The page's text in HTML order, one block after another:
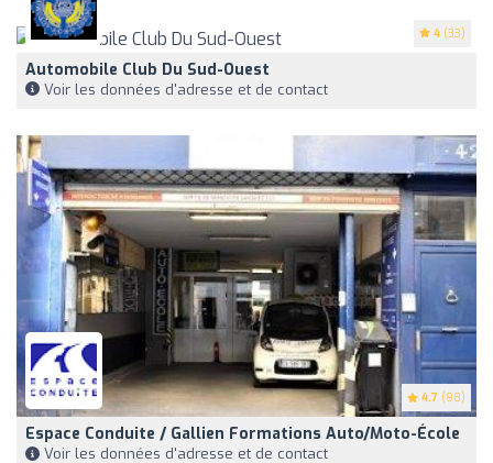
4 (33)
Automobile Club Du Sud-Ouest
Voir les données d'adresse et de contact
4.7 (98)
Espace Conduite / Gallien Formations Auto/Moto-École
Voir les données d'adresse et de contact